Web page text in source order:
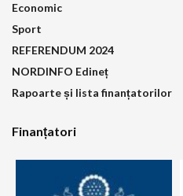
Economic
Sport
REFERENDUM 2024
NORDINFO Edineț
Rapoarte și lista finanțatorilor
Finanțatori